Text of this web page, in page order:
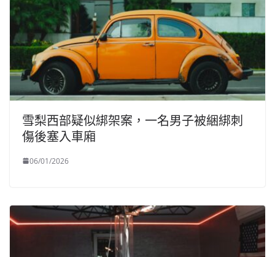
雪梨西部疑似綁架案，一名男子被綑綁刺
傷後塞入車廂
06/01/2026